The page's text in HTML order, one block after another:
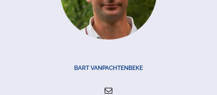
BART VANPACHTENBEKE